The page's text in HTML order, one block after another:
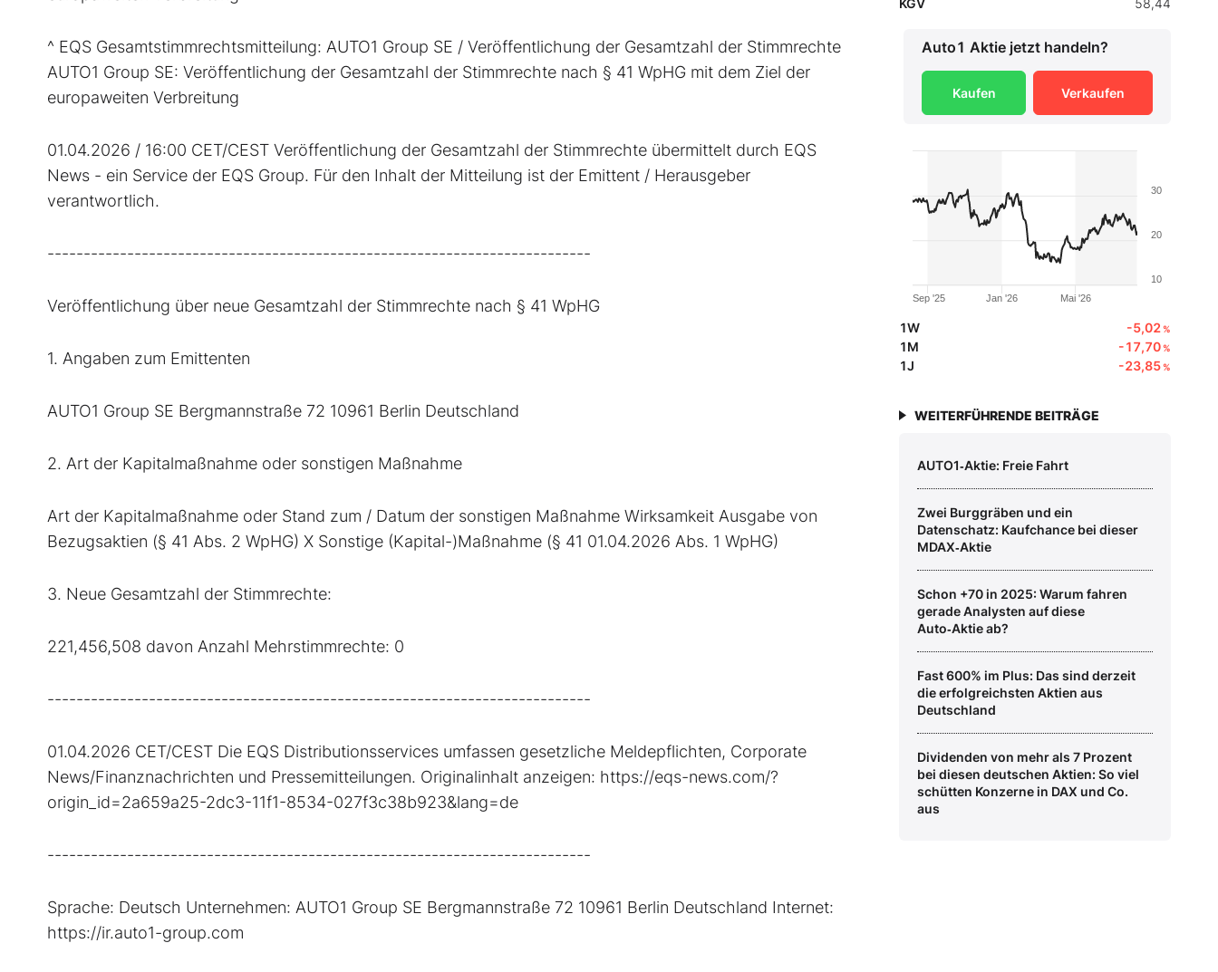
^ EQS Gesamtstimmrechtsmitteilung: AUTO1 Group SE / Veröffentlichung der Gesamtzahl der Stimmrechte
AUTO1 Group SE: Veröffentlichung der Gesamtzahl der Stimmrechte nach § 41 WpHG mit dem Ziel der
europaweiten Verbreitung
01.04.2026 / 16:00 CET/CEST Veröffentlichung der Gesamtzahl der Stimmrechte übermittelt durch EQS
News - ein Service der EQS Group. Für den Inhalt der Mitteilung ist der Emittent / Herausgeber
verantwortlich.
---------------------------------------------------------------------------
Veröffentlichung über neue Gesamtzahl der Stimmrechte nach § 41 WpHG
1. Angaben zum Emittenten
AUTO1 Group SE Bergmannstraße 72 10961 Berlin Deutschland
2. Art der Kapitalmaßnahme oder sonstigen Maßnahme
Art der Kapitalmaßnahme oder Stand zum / Datum der sonstigen Maßnahme Wirksamkeit Ausgabe von
Bezugsaktien (§ 41 Abs. 2 WpHG) X Sonstige (Kapital-)Maßnahme (§ 41 01.04.2026 Abs. 1 WpHG)
3. Neue Gesamtzahl der Stimmrechte:
221,456,508 davon Anzahl Mehrstimmrechte: 0
---------------------------------------------------------------------------
01.04.2026 CET/CEST Die EQS Distributionsservices umfassen gesetzliche Meldepflichten, Corporate
News/Finanznachrichten und Pressemitteilungen. Originalinhalt anzeigen: https://eqs-news.com/?
origin_id=2a659a25-2dc3-11f1-8534-027f3c38b923&lang=de
---------------------------------------------------------------------------
Sprache: Deutsch Unternehmen: AUTO1 Group SE Bergmannstraße 72 10961 Berlin Deutschland Internet:
https://ir.auto1-group.com
KGV 58,44
Auto1 Aktie jetzt handeln?
Kaufen Verkaufen
Jan '26
Sep '25 Mai '26
10
20
30
1W -5,02%
1M -17,70%
1J -23,85%
WEITERFÜHRENDE BEITRÄGE
AUTO1‑Aktie: Freie Fahrt
Zwei Burggräben und ein
Datenschatz: Kaufchance bei dieser
MDAX‑Aktie
Schon +70 in 2025: Warum fahren
gerade Analysten auf diese
Auto‑Aktie ab?
Fast 600% im Plus: Das sind derzeit
die erfolgreichsten Aktien aus
Deutschland
Dividenden von mehr als 7 Prozent
bei diesen deutschen Aktien: So viel
schütten Konzerne in DAX und Co.
aus